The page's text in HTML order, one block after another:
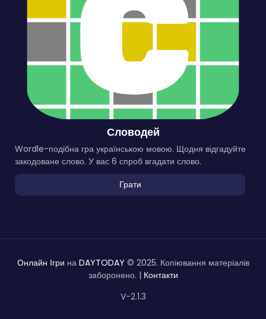
Словодей
Wordle-подібна гра українською мовою. Щодня відгадуйте
закодоване слово. У вас 6 спроб вгадати слово.
Грати
Онлайн Ігри на DAYTODAY © 2025. Копіювання матеріалів
заборонено. | Контакти
V-2.1.3